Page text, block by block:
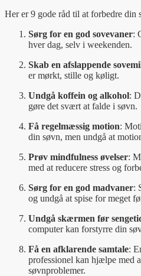
Her er 9 gode råd til at forbedre din
Sørg for en god sovevaner:
hver dag, selv i weekenden.
Skab en afslappende
er mørkt, stille og køligt.
Undgå koffein og alkohol:
gøre det svært at falde i søvn.
Få regelmæssig motion:
din søvn, men undgå at
Prøv mindfulness øvelser:
med at reducere stress og
Sørg for en god madvaner:
og undgå at spise for meget
Undgå skærmen før
computer kan forstyrre din
Få en afklarende samtale:
professionel kan hjælpe med
søvnproblemer.